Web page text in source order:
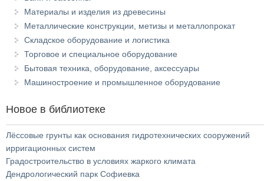
Материалы и изделия из древесины
Металлические конструкции, метизы и металлопрокат
Складское оборудование и логистика
Торговое и специальное оборудование
Бытовая техника, оборудование, аксессуары
Машиностроение и промышленное оборудование
Новое в библиотеке
Лёссовые грунты как основания гидротехнических сооружений
ирригационных систем
Градостроительство в условиях жаркого климата
Дендрологический парк Софиевка